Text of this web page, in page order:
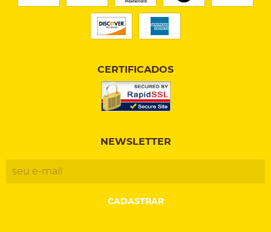
CERTIFICADOS
NEWSLETTER
CADASTRAR